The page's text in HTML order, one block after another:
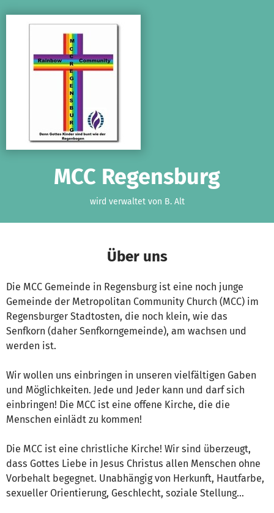
MCC Regensburg
wird verwaltet von B. Alt
Über uns
Die MCC Gemeinde in Regensburg ist eine noch junge
Gemeinde der Metropolitan Community Church (MCC) im
Regensburger Stadtosten, die noch klein, wie das
Senfkorn (daher Senfkorngemeinde), am wachsen und
werden ist.
Wir wollen uns einbringen in unseren vielfältigen Gaben
und Möglichkeiten. Jede und Jeder kann und darf sich
einbringen! Die MCC ist eine offene Kirche, die die
Menschen einlädt zu kommen!
Die MCC ist eine christliche Kirche! Wir sind überzeugt,
dass Gottes Liebe in Jesus Christus allen Menschen ohne
Vorbehalt begegnet. Unabhängig von Herkunft, Hautfarbe,
sexueller Orientierung, Geschlecht, soziale Stellung...